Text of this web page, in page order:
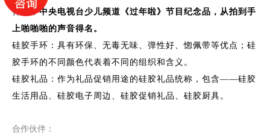
弹片；中央电视台少儿频道《过年啦》节目纪念品，从拍到手
上啪啪啪的声音得名。
硅胶手环：具有环保、无毒无味、弹性好、惚佩带等优点；硅
胶手环的不同颜色代表着不同的组织和含义。
硅胶礼品：作为礼品促销用途的硅胶礼品统称，包含——硅胶
生活用品、硅胶电子周边、硅胶促销礼品、硅胶厨具。
合作伙伴：